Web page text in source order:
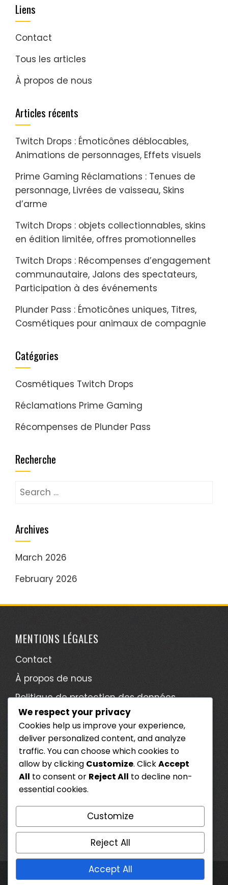
Liens
Contact
Tous les articles
À propos de nous
Articles récents
Twitch Drops : Émoticônes déblocables,
Animations de personnages, Effets visuels
Prime Gaming Réclamations : Tenues de
personnage, Livrées de vaisseau, Skins
d’arme
Twitch Drops : objets collectionnables, skins
en édition limitée, offres promotionnelles
Twitch Drops : Récompenses d’engagement
communautaire, Jalons des spectateurs,
Participation à des événements
Plunder Pass : Émoticônes uniques, Titres,
Cosmétiques pour animaux de compagnie
Catégories
Cosmétiques Twitch Drops
Réclamations Prime Gaming
Récompenses de Plunder Pass
Recherche
Search
Archives
March 2026
February 2026
MENTIONS LÉGALES
Contact
À propos de nous
Politique de protection des données
Termes et conditions
Préférences de cookies
CATÉGORIES
Cosmétiques Twitch Drops
Réclamations Prime Gaming
Récompenses de Plunder Pass
WordPress Theme - Totalby HashThemes
We respect your privacy
Cookies help us improve your experience,
deliver personalized content, and analyze
traffic. You can choose which cookies to
allow by clicking Customize. ClickAccept
All to consent or Reject All to decline non-
essential cookies.
Customize
Reject All
Accept All